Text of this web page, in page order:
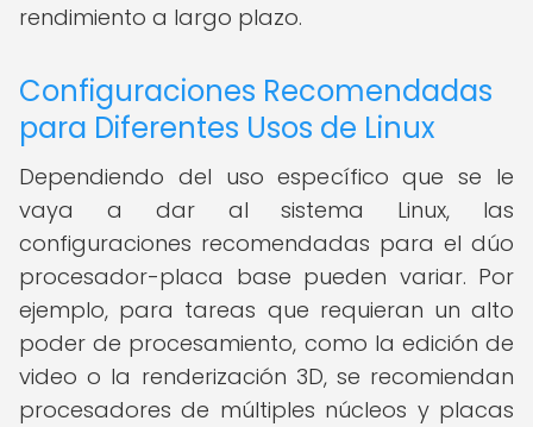
rendimiento a largo plazo.
Configuraciones Recomendadas
para Diferentes Usos de Linux
Dependiendo del uso específico que se le
vaya a dar al sistema Linux, las
configuraciones recomendadas para el dúo
procesador-placa base pueden variar. Por
ejemplo, para tareas que requieran un alto
poder de procesamiento, como la edición de
video o la renderización 3D, se recomiendan
procesadores de múltiples núcleos y placas